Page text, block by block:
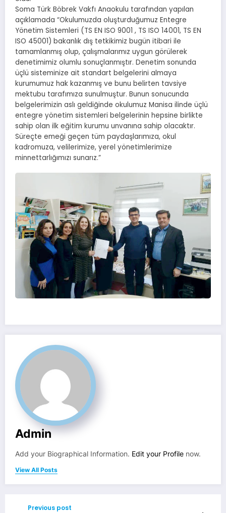
Soma Türk Böbrek Vakfı Anaokulu tarafından yapılan
açıklamada “Okulumuzda oluşturduğumuz Entegre
Yönetim Sistemleri (TS EN ISO 9001 , TS ISO 14001, TS EN
ISO 45001) bakanlık dış tetkikimiz bugün itibari ile
tamamlanmış olup, çalışmalarımız uygun görülerek
denetimimiz olumlu sonuçlanmıştır. Denetim sonunda
üçlü sisteminize ait standart belgelerini almaya
kurumumuz hak kazanmış ve bunu belirten tavsiye
mektubu tarafımıza sunulmuştur. Bunun sonucunda
belgelerimizin aslı geldiğinde okulumuz Manisa ilinde üçlü
entegre yönetim sistemleri belgelerinin hepsine birlikte
sahip olan ilk eğitim kurumu unvanına sahip olacaktır.
Süreçte emeği geçen tüm paydaşlarımıza, okul
kadromuza, velilerimize, yerel yönetimlerimize
minnettarlığımızı sunarız.”
Admin
Add your Biographical Information. Edit your Profile now.
View All Posts
Previous post